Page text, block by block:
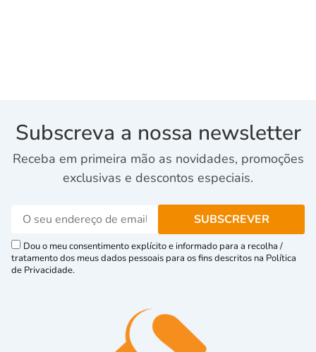
Subscreva a nossa newsletter
Receba em primeira mão as novidades, promoções
exclusivas e descontos especiais.
Dou o meu consentimento explícito e informado para a recolha /
tratamento dos meus dados pessoais para os fins descritos na Política
de Privacidade.